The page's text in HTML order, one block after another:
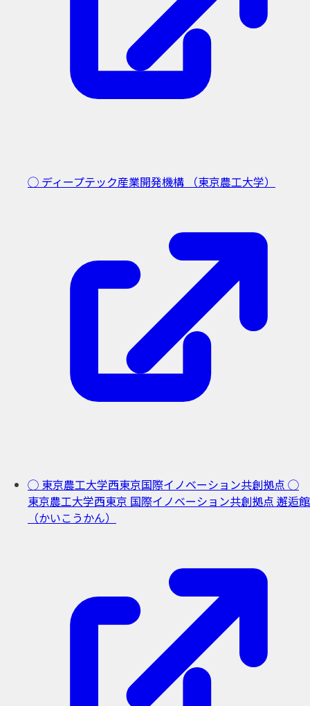
◯ ディープテック産業開発機構 （東京農工大学）
◯ 東京農工大学西東京国際イノベーション共創拠点 ◯
東京農工大学西東京 国際イノベーション共創拠点 邂逅館
（かいこうかん）